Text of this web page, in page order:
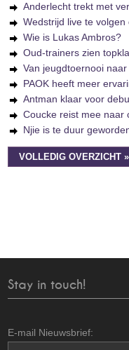
Anderlecht trekt met
Wedstrijd live te volgen
Wie is Lukas Ambros?
Oud-trainers zien
Van jeugdtoernooi
PAOK heeft meer
Antman klaar voor
Coucke reist mee naar
Njie is te duur
VOLLEDIG OVERZICHT »
Stay in touch!
E-mail Nieuwsbrief: